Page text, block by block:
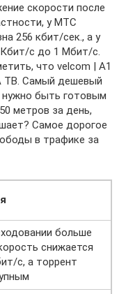
скорости после
у МТС
256 кбит/сек., а у
Кбит/с до 1 Мбит/с.
что velcom | A1
ТВ. Самый дешевый
нужно быть готовым
метров за день,
Самое дорогое
в трафике за
больше
снижается
с, а торрент